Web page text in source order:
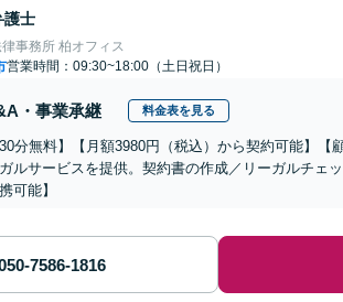
護士
事務所 柏オフィス
営業時間：09:30~18:00（土日祝日）
・事業承継 料金表を見る
30分無料】【月額3980円（税込）から契約可能】
ルサービスを提供。契約書の作成／リーガルチェ
可能】